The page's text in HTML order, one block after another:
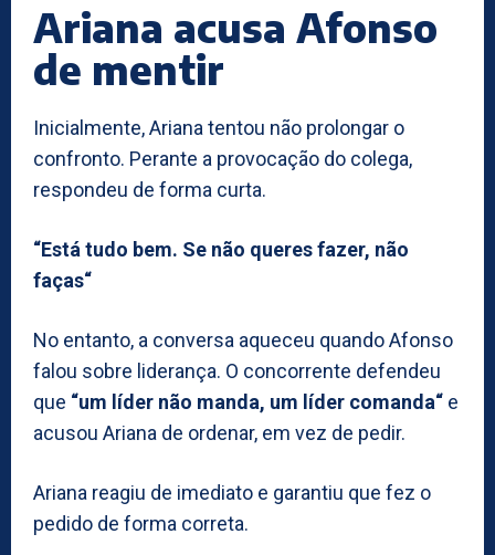
Ariana acusa Afonso
de mentir
Inicialmente, Ariana tentou não prolongar o
confronto. Perante a provocação do colega,
respondeu de forma curta.
“Está tudo bem. Se não queres fazer, não
faças“
No entanto, a conversa aqueceu quando Afonso
falou sobre liderança. O concorrente defendeu
que “um líder não manda, um líder comanda“ e
acusou Ariana de ordenar, em vez de pedir.
Ariana reagiu de imediato e garantiu que fez o
pedido de forma correta.